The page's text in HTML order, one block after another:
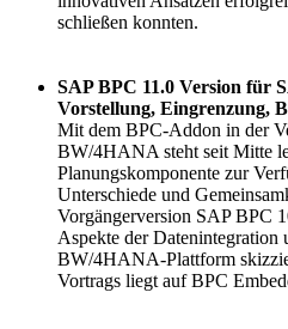
schließen konnten.
SAP BPC 11.0 Version für
Vorstellung, Eingrenzung,
Mit dem BPC-Addon in der
BW/4HANA steht seit Mitte
Planungskomponente zur
Unterschiede und
Vorgängerversion SAP BPC
Aspekte der Datenintegration
BW/4HANA-Plattform
Vortrags liegt auf BPC